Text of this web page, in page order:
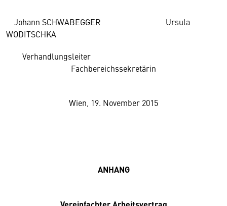
Johann SCHWABEGGER Ursula
WODITSCHKA
Verhandlungsleiter
Fachbereichssekretärin
Wien, 19. November 2015
ANHANG